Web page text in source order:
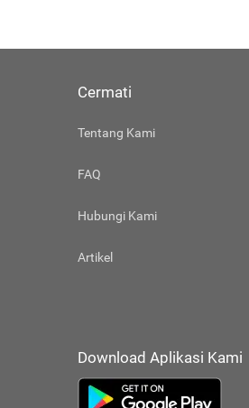
Cermati
Tentang Kami
FAQ
Hubungi Kami
Artikel
Download Aplikasi Kami